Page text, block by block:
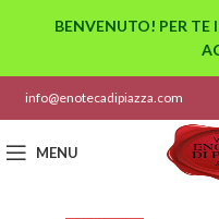
info@enotecadipiazza.com
MENU
BENVENUTO! PER TE